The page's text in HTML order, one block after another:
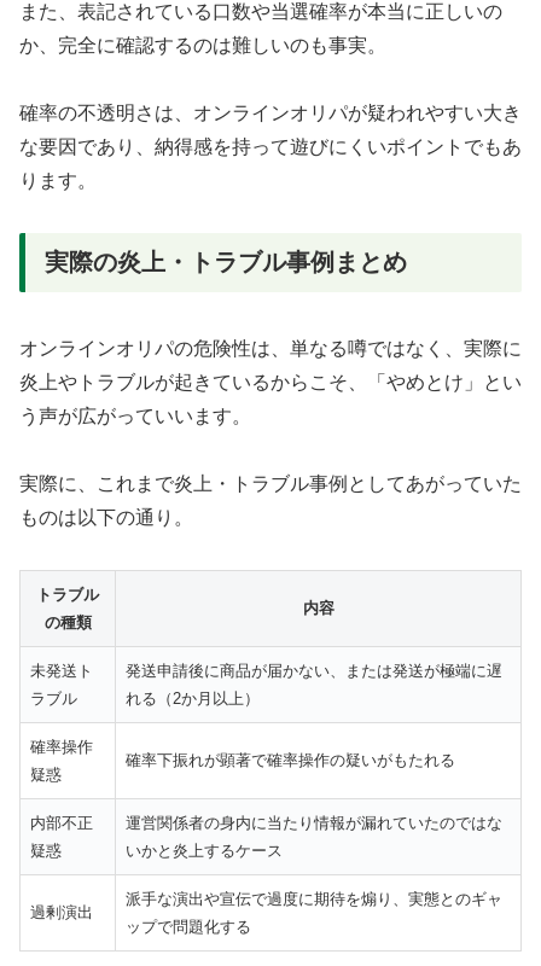
また、表記されている口数や当選確率が本当に正しいの
か、完全に確認するのは難しいのも事実。
確率の不透明さは、オンラインオリパが疑われやすい大き
な要因であり、納得感を持って遊びにくいポイントでもあ
ります。
実際の炎上・トラブル事例まとめ
オンラインオリパの危険性は、単なる噂ではなく、実際に
炎上やトラブルが起きているからこそ、「やめとけ」とい
う声が広がっていいます。
実際に、これまで炎上・トラブル事例としてあがっていた
ものは以下の通り。
トラブル
の種類
内容
未発送ト
ラブル
発送申請後に商品が届かない、または発送が極端に遅
れる（2か月以上）
確率操作
疑惑
確率下振れが顕著で確率操作の疑いがもたれる
内部不正
疑惑
運営関係者の身内に当たり情報が漏れていたのではな
いかと炎上するケース
過剰演出
派手な演出や宣伝で過度に期待を煽り、実態とのギャ
ップで問題化する